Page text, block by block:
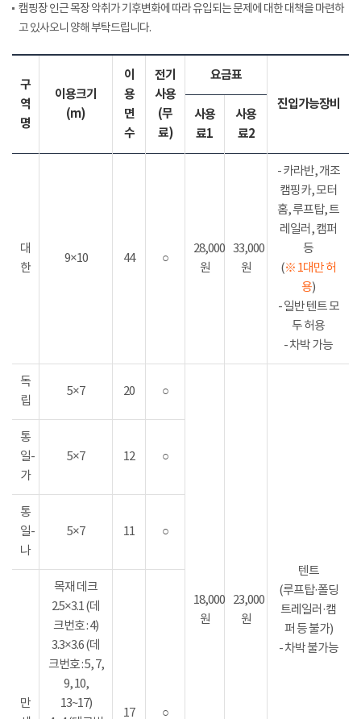
캠핑장 인근 목장 악취가 기후변화에 따라 유입되는 문제에 대한 대책을 마련하
고 있사오니 양해 부탁드립니다.
구
역
명
이용크기
(m)
이
용
면
수
전기
사용
(무
료)
요금표
진입가능장비
사용
료1
사용
료2
대
한
9×10 44 ○
28,000
원
33,000
원
- 카라반, 개조
캠핑카, 모터
홈, 루프탑, 트
레일러, 캠퍼
등
(※ 1대만 허
용)
- 일반 텐트 모
두 허용
- 차박 가능
독
립
5×7 20 ○
18,000
원
23,000
원
텐트
(루프탑·폴딩
트레일러·캠
퍼 등 불가)
- 차박 불가능
통
일-
가
5×7 12 ○
통
일-
나
5×7 11 ○
만
목재 데크
2.5×3.1 (데
크번호 : 4)
3.3×3.6 (데
크번호 : 5, 7,
9, 10,
13~17)
17 ○